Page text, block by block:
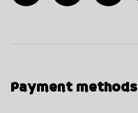
Payment methods